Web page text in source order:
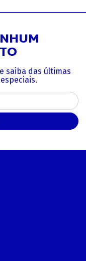
saiba das últimas